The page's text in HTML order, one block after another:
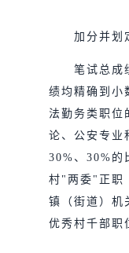
加分并划
笔试总成
绩均精确到小
法勤务类职位
论、公安专业
30%、30%的
村"两委"正职
镇（街道）机
优秀村千部职